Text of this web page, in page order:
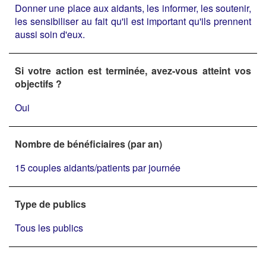
Donner une place aux aidants, les informer, les soutenir,
les sensibiliser au fait qu'il est important qu'ils prennent
aussi soin d'eux.
Si votre action est terminée, avez-vous atteint vos
objectifs ?
Oui
Nombre de bénéficiaires (par an)
15 couples aidants/patients par journée
Type de publics
Tous les publics